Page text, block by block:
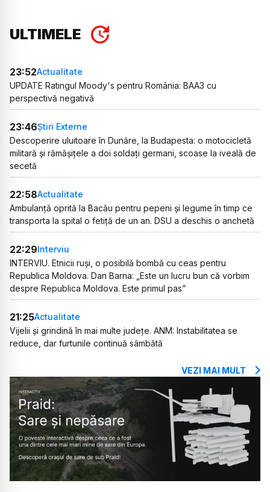
ULTIMELE
23:52Actualitate
UPDATE Ratingul Moody's pentru România: BAA3 cu
perspectivă negativă
23:46Știri Externe
Descoperire uluitoare în Dunăre, la Budapesta: o motocicletă
militară și rămășițele a doi soldați germani, scoase la iveală de
secetă
22:58Actualitate
Ambulanță oprită la Bacău pentru pepeni și legume în timp ce
transporta la spital o fetiță de un an. DSU a deschis o anchetă
22:29Interviu
INTERVIU. Etnicii ruși, o posibilă bombă cu ceas pentru
Republica Moldova. Dan Barna: „Este un lucru bun că vorbim
despre Republica Moldova. Este primul pas”
21:25Actualitate
Vijelii și grindină în mai multe județe. ANM: Instabilitatea se
reduce, dar furtunile continuă sâmbătă
VEZI MAI MULT